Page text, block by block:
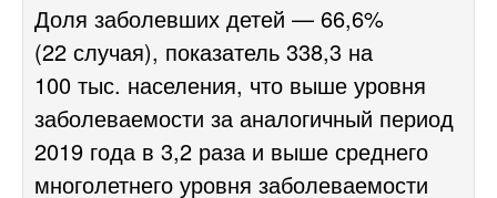
Доля заболевших детей — 66,6%
(22 случая), показатель 338,3 на
100 тыс. населения, что выше уровня
заболеваемости за аналогичный период
2019 года в 3,2 раза и выше среднего
многолетнего уровня заболеваемости